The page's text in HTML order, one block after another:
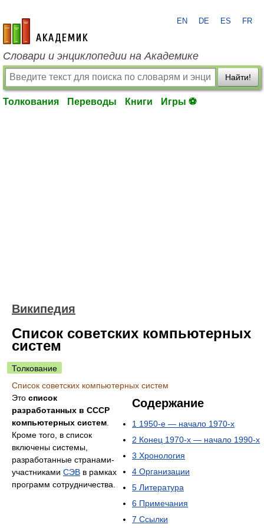
academic.ru
EN DE ES FR
Словари и энциклопедии на Академике
Найти!
Толкования Переводы Книги Игры ⚽
Википедия
Список советских компьютерных
систем
Толкование
Список советских компьютерных систем
Содержание
1 1950-е — начало 1970-х
2 Конец 1970-х — начало 1990-х
3 Хронология
4 Организации
5 Литература
6 Примечания
7 Ссылки
Это список
разработанных в СССР
компьютерных систем
Кроме того, в список
включены системы,
разработанные странами-
участниками СЭВ в рамках
программ сотрудничества.